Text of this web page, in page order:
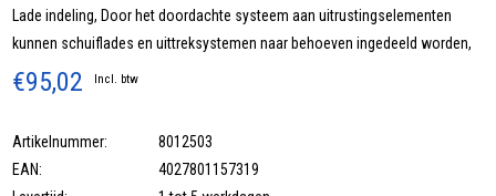
Lade indeling, Door het doordachte systeem aan uitrustingselementen
kunnen schuiflades en uittreksystemen naar behoeven ingedeeld worden,
€95,02 Incl. btw
Artikelnummer:
8012503
EAN:
4027801157319